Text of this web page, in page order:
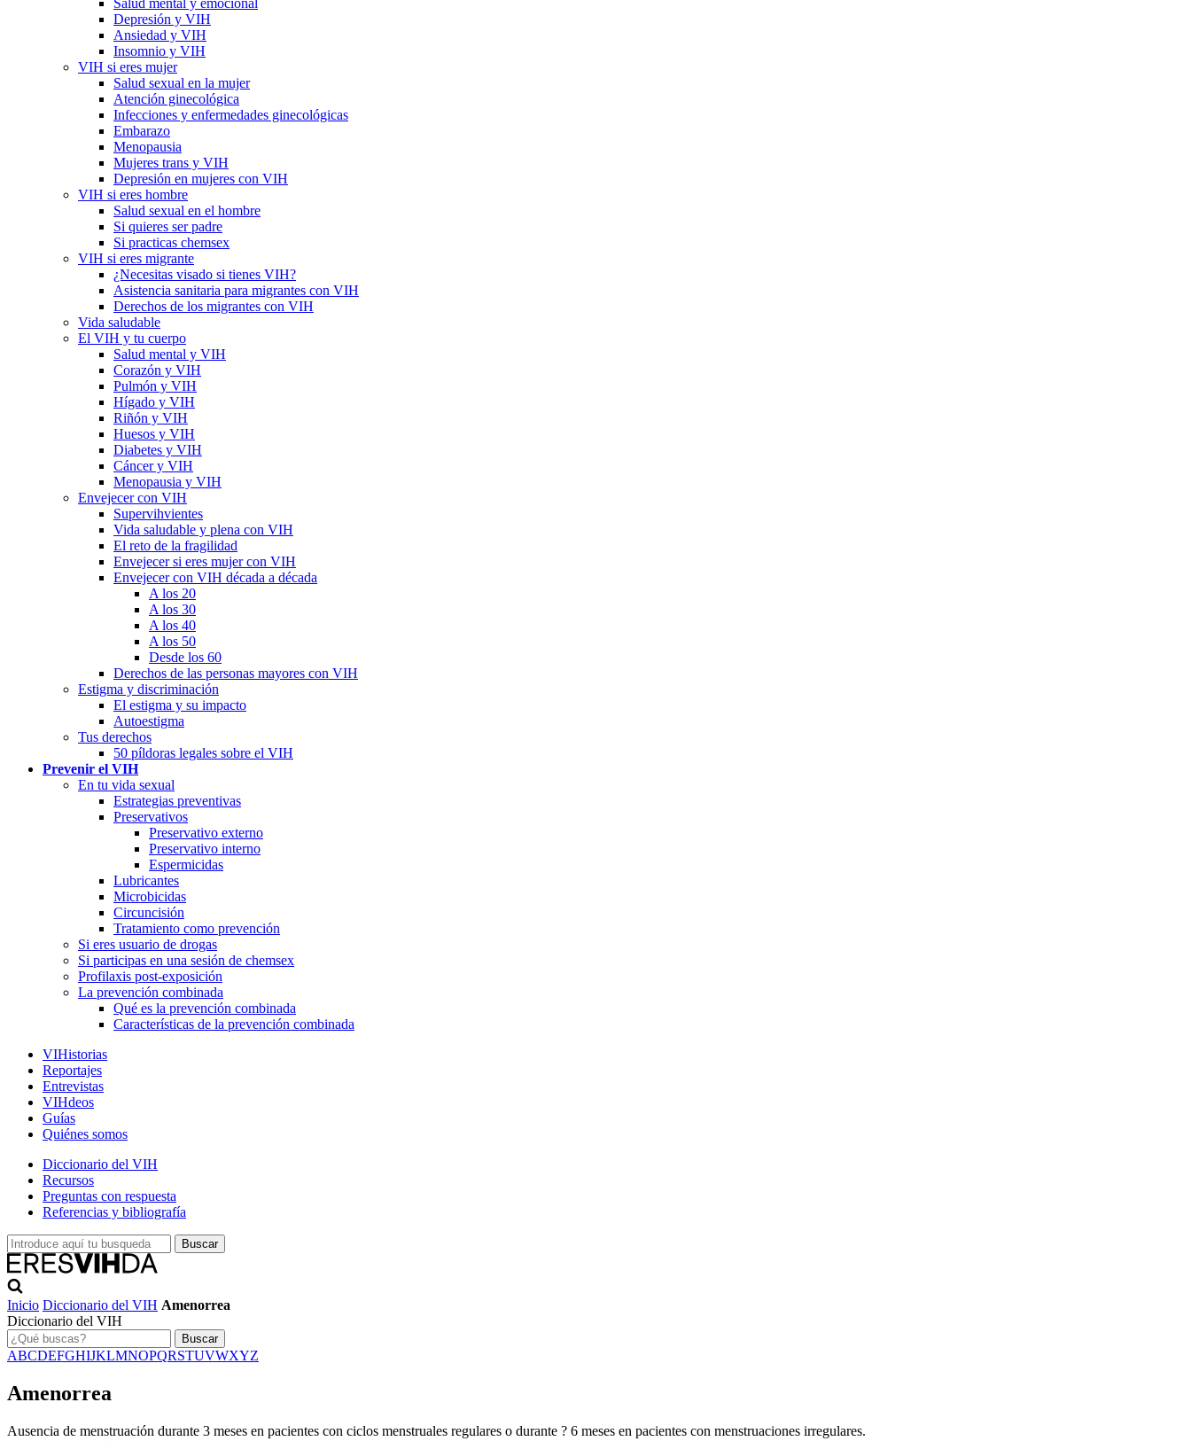
Salud mental y emocional
Depresión y VIH
Ansiedad y VIH
Insomnio y VIH
VIH si eres mujer
Salud sexual en la mujer
Atención ginecológica
Infecciones y enfermedades ginecológicas
Embarazo
Menopausia
Mujeres trans y VIH
Depresión en mujeres con VIH
VIH si eres hombre
Salud sexual en el hombre
Si quieres ser padre
Si practicas chemsex
VIH si eres migrante
¿Necesitas visado si tienes VIH?
Asistencia sanitaria para migrantes con VIH
Derechos de los migrantes con VIH
Vida saludable
El VIH y tu cuerpo
Salud mental y VIH
Corazón y VIH
Pulmón y VIH
Hígado y VIH
Riñón y VIH
Huesos y VIH
Diabetes y VIH
Cáncer y VIH
Menopausia y VIH
Envejecer con VIH
Supervihvientes
Vida saludable y plena con VIH
El reto de la fragilidad
Envejecer si eres mujer con VIH
Envejecer con VIH década a década
A los 20
A los 30
A los 40
A los 50
Desde los 60
Derechos de las personas mayores con VIH
Estigma y discriminación
El estigma y su impacto
Autoestigma
Tus derechos
50 píldoras legales sobre el VIH
Prevenir el VIH
En tu vida sexual
Estrategias preventivas
Preservativos
Preservativo externo
Preservativo interno
Espermicidas
Lubricantes
Microbicidas
Circuncisión
Tratamiento como prevención
Si eres usuario de drogas
Si participas en una sesión de chemsex
Profilaxis post-exposición
La prevención combinada
Qué es la prevención combinada
Características de la prevención combinada
VIHistorias
Reportajes
Entrevistas
VIHdeos
Guías
Quiénes somos
Diccionario del VIH
Recursos
Preguntas con respuesta
Referencias y bibliografía
Inicio Diccionario del VIH Amenorrea
Diccionario del VIH
Buscar
ABCDEFGHIJKLMNOPQRSTUVWXYZ
Amenorrea
Ausencia de menstruación durante 3 meses en pacientes con ciclos menstruales regulares o durante ? 6 meses en pacientes con menstruaciones irregulares.